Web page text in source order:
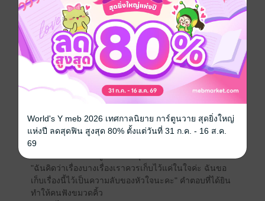
คุณหยิ่ง คุณมีความทระนงในตัวเอง คุณพูดไม่เก่ง แต่
หลายครั้งคุณมีน้ำใจ แต่สิ่งที่ต่างออกไปคือคุณเจ้าเล่ห์กว่า
บรรดาพระเอกของเธอมาก จะว่าไปคุณเป็นผู้ชายในฝันที่ผู้
หญิงทุกคนต่างเพ้ออยากจะได้"
"แล้วผมเป็นผู้ชายในฝันของคุณด้วยหรือเปล่า" เขาถาม
กลับ คำถามของเขานั้นทำให้เธออึ้งเพราะไม่คิดว่าจะได้
เจอคำถามแบบนี้
"ไม่รู้สิคะ" คำตอบนั้นทำให้คนที่ตั้งใจรอคำตอบถึงกับ
ขมวดคิ้ว
"ต้องรู้สิ คุณต้องรู้ว่าตัวเองคิดอย่างไร บอกมาหน่อยสิว่าผม
ใช่ผู้ชายในฝันของคุณหรือเปล่า" ถามรุกถามต่อเพราะ
"ฉันคิดว่าเรื่องบางเรื่องเราควรเก็บไว้แค่ในใจค่ะ ฉันขอ
เก็บเรื่องนี้ไว้เป็นความลับของหัวใจนะคะ" คำตอบที่ได้ยิน
ทำให้คนฟังขมวดคิ้ว
World's Y meb 2026 เทศกาลนิยาย การ์ตูนวาย สุดยิ่งใหญ่
แห่งปี ลดสุดฟิน สูงสุด 80% ตั้งแต่วันที่ 31 ก.ค. - 16 ส.ค.
69